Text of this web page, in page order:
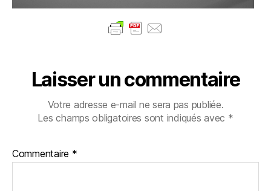
Laisser un commentaire
Votre adresse e-mail ne sera pas publiée.
Les champs obligatoires sont indiqués avec *
Commentaire *